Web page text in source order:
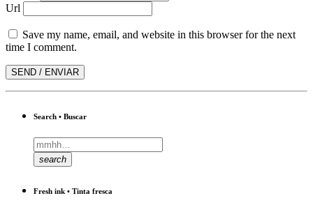
Url
Save my name, email, and website in this browser for the next
time I comment.
Search • Buscar
search
Fresh ink • Tinta fresca